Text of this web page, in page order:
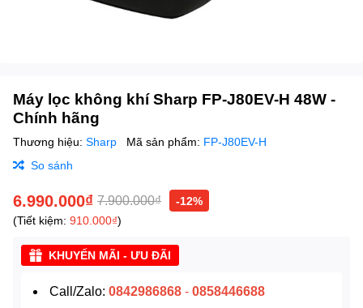
Máy lọc không khí Sharp FP-J80EV-H 48W -
Chính hãng
Thương hiệu: Sharp Mã sản phẩm: FP-J80EV-H
So sánh
6.990.000₫ 7.900.000₫
-12%
(Tiết kiệm: 910.000₫)
KHUYẾN MÃI - ƯU ĐÃI
Call/Zalo: 0842986868 - 0858446688